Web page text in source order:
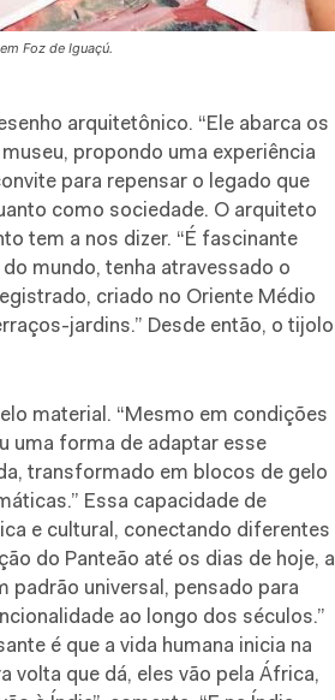
Foz de Iguaçú.
arquitetônico. “Ele abarca os
propondo uma experiência
para repensar o legado que
como sociedade. O arquiteto
tem a nos dizer. “É fascinante
mundo, tenha atravessado o
criado no Oriente Médio
jardins.” Desde então, o tijolo
material. “Mesmo em condições
uma forma de adaptar esse
transformado em blocos de gelo
Essa capacidade de
e cultural, conectando diferentes
do Panteão até os dias de hoje, a
padrão universal, pensado para
ao longo dos séculos.”
é que a vida humana inicia na
volta que dá, eles vão pela África,